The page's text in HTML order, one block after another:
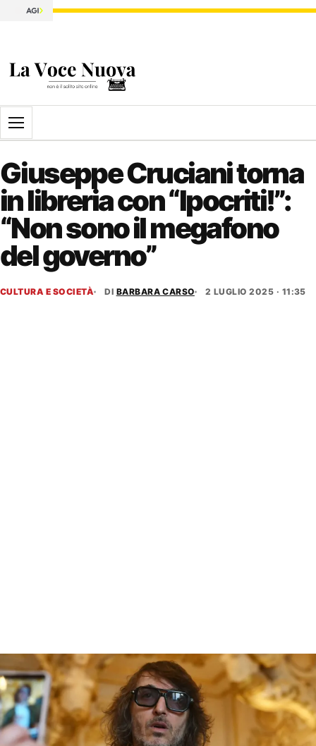
Apri il menu
Giuseppe Cruciani torna
in libreria con “Ipocriti!”:
“Non sono il megafono
del governo”
CULTURA E SOCIETÀ DI BARBARA CARSO 2 LUGLIO 2025 · 11:35